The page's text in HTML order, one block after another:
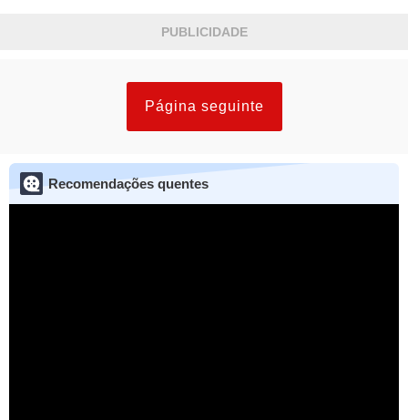
PUBLICIDADE
Página seguinte
Recomendações quentes